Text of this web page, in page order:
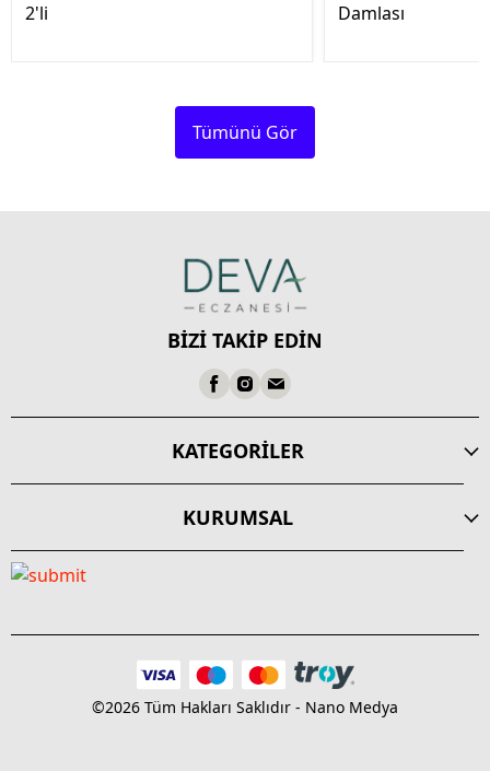
2'li
Damlası
Tümünü Gör
BİZİ TAKİP EDİN
KATEGORİLER
KURUMSAL
©2026 Tüm Hakları Saklıdır - Nano Medya